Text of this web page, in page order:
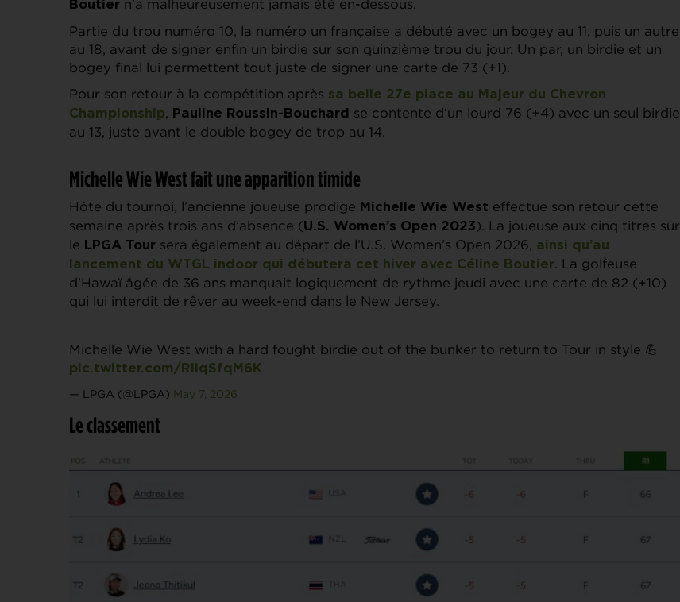
Boutier n’a malheureusement jamais été en-dessous.
Partie du trou numéro 10, la numéro un française a débuté avec un bogey au 11, puis un autre
au 18, avant de signer enfin un birdie sur son quinzième trou du jour. Un par, un birdie et un
bogey final lui permettent tout juste de signer une carte de 73 (+1).
Pour son retour à la compétition après sa belle 27e place au Majeur du Chevron
Championship, Pauline Roussin-Bouchard
se contente d’un lourd 76 (+4) avec un seul birdie
au 13, juste avant le double bogey de trop au 14.
Michelle Wie West fait une apparition timide
Hôte du tournoi, l’ancienne joueuse prodige Michelle Wie West effectue son retour cette
semaine après trois ans d’absence (U.S. Women’s Open 2023). La joueuse aux cinq titres sur
le LPGA Tour sera également au départ de l’U.S. Women’s Open 2026, ainsi qu’au
lancement du WTGL indoor qui débutera cet hiver avec Céline Boutier. La golfeuse
d’Hawaï âgée de 36 ans manquait logiquement de rythme jeudi avec une carte de 82 (+10)
qui lui interdit de rêver au week-end dans le New Jersey.
Michelle Wie West with a hard fought birdie out of the bunker to return to Tour in style 💪
pic.twitter.com/RIlqSfqM6K
— LPGA (@LPGA) May 7, 2026
Le classement